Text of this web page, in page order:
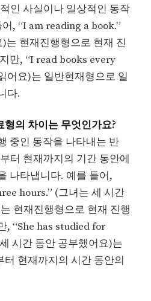
인 사실이나 일상적인 동작
, “I am reading a book.”
는 현재진행형으로 현재 진
만, “I read books every
어요)는 일반현재형으로 일
다.
의 차이는 무엇인가요?
중인 동작을 나타내는 반
터 현재까지의 기간 동안에
나타냅니다. 예를 들어,
hours.” (그녀는 세 시간
현재진행형으로 현재 진행
, “She has studied for
시간 동안 공부했어요)는
현재까지의 시간 동안의